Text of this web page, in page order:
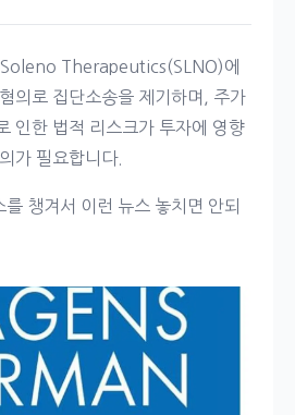
Therapeutics(SLNO)에
의로 집단소송을 제기하며, 주가
인한 법적 리스크가 투자에 영향
가 필요합니다.
챙겨서 이런 뉴스 놓치면 안되